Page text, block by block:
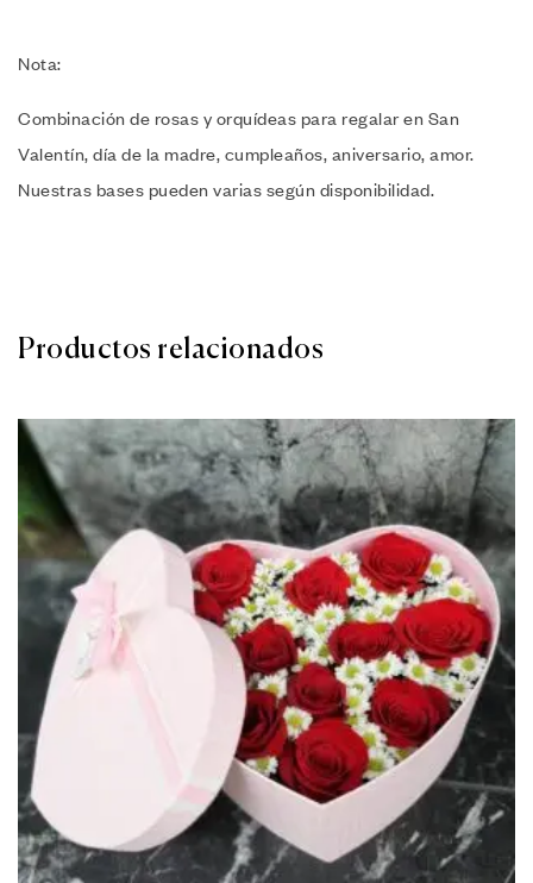
Nota:
Combinación de rosas y orquídeas para regalar en San
Valentín, día de la madre, cumpleaños, aniversario, amor.
Nuestras bases pueden varias según disponibilidad.
Productos relacionados